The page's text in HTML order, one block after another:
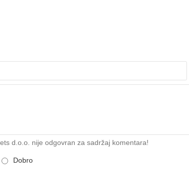
d.o.o. nije odgovran za sadržaj komentara!
Dobro